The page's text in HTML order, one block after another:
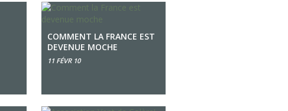
COMMENT LA FRANCE EST
DEVENUE MOCHE
11 FÉVR 10